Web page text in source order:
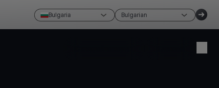
Bulgaria Bulgarian